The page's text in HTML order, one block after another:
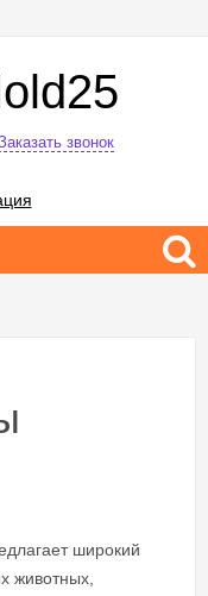
звонок
широкий
животных,